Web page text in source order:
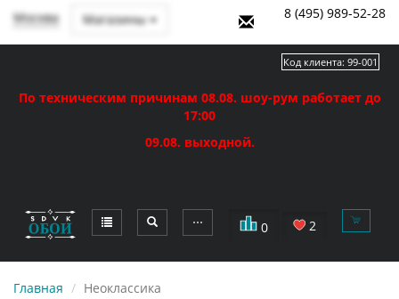
Москва Магазины 8 (495) 989-52-28
По техническим причинам 08.08. шоу-рум работает до
17:00
09.08. выходной.
⋯ 0 2
Код клиента: 99-001
Главная
Неоклассика